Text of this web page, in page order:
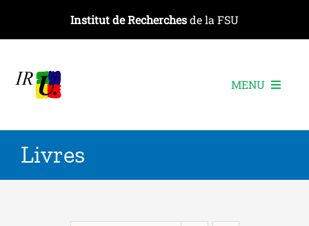
contenu
Institut de Recherchesde la FSU
MENU
Les recherches
Les événements
Livres